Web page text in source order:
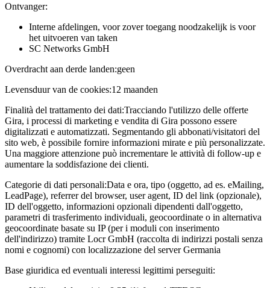
Ontvanger:
Interne afdelingen, voor zover toegang noodzakelijk is voor
het uitvoeren van taken
SC Networks GmbH
Overdracht aan derde landen:geen
Levensduur van de cookies:12 maanden
Finalità del trattamento dei dati:Tracciando l'utilizzo delle offerte
Gira, i processi di marketing e vendita di Gira possono essere
digitalizzati e automatizzati. Segmentando gli abbonati/visitatori del
sito web, è possibile fornire informazioni mirate e più personalizzate.
Una maggiore attenzione può incrementare le attività di follow-up e
aumentare la soddisfazione dei clienti.
Categorie di dati personali:Data e ora, tipo (oggetto, ad es. eMailing,
LeadPage), referrer del browser, user agent, ID del link (opzionale),
ID dell'oggetto, informazioni opzionali dipendenti dall'oggetto,
parametri di trasferimento individuali, geocoordinate o in alternativa
geocoordinate basate su IP (per i moduli con inserimento
dell'indirizzo) tramite Locr GmbH (raccolta di indirizzi postali senza
nomi e cognomi) con localizzazione del server Germania
Base giuridica ed eventuali interessi legittimi perseguiti: